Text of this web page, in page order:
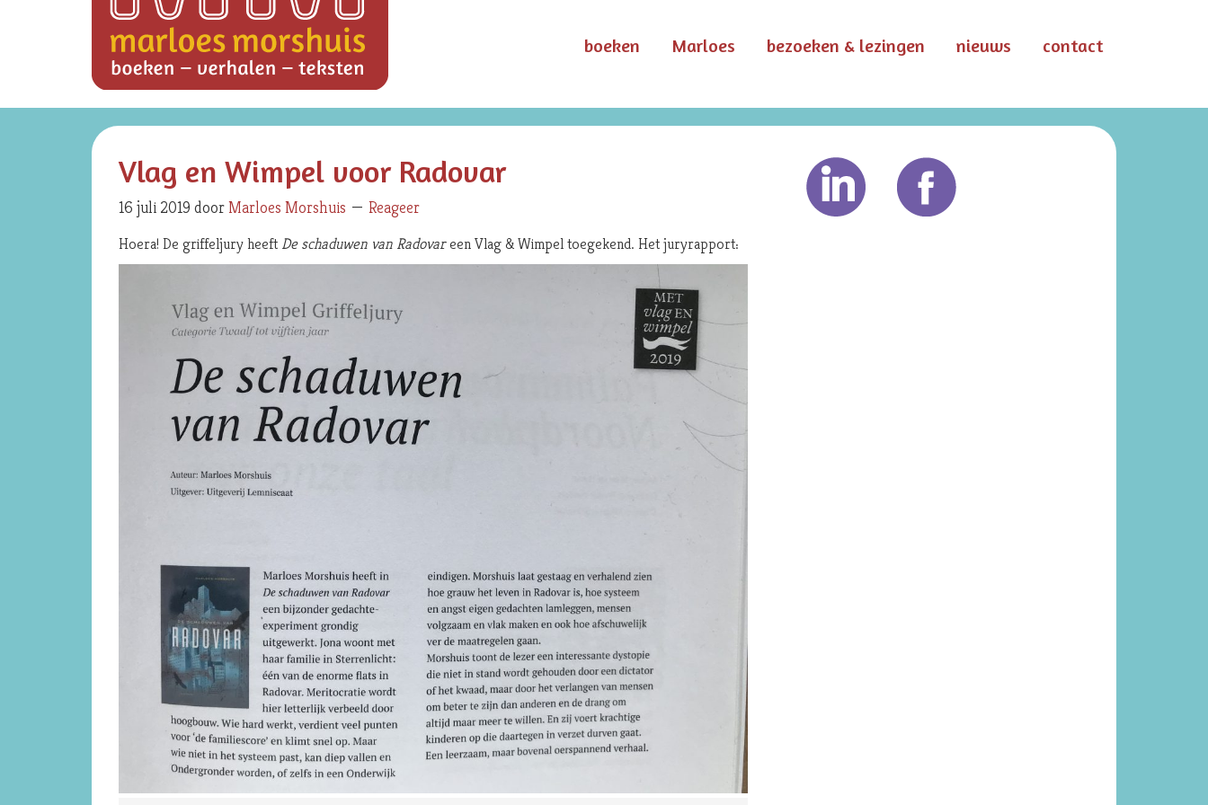
boeken Marloes bezoeken & lezingen nieuws contact
Vlag en Wimpel voor Radovar
16 juli 2019 doorMarloes Morshuis Reageer
Hoera! De griffeljury heeft De schaduwen van Radovareen Vlag & Wimpel toegekend. Het juryrapport: